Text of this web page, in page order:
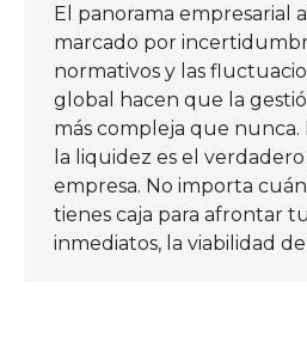
El panorama empresarial
marcado por
normativos y las
global hacen que la
más compleja que nunca.
la liquidez es el
empresa. No importa
tienes caja para afrontar
inmediatos, la viabilidad